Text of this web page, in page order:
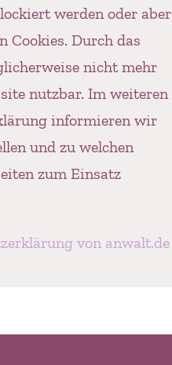
werden oder aber
Cookies. Durch das
nicht mehr
nutzbar. Im weiteren
informieren wir
und zu welchen
zum Einsatz
von anwalt.de